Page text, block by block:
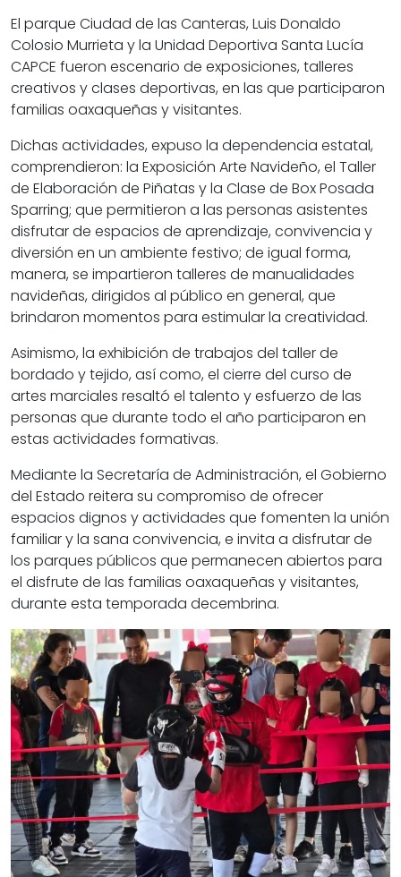
El parque Ciudad de las Canteras, Luis Donaldo
Colosio Murrieta y la Unidad Deportiva Santa Lucía
CAPCE fueron escenario de exposiciones, talleres
creativos y clases deportivas, en las que participaron
familias oaxaqueñas y visitantes.
Dichas actividades, expuso la dependencia estatal,
comprendieron: la Exposición Arte Navideño, el Taller
de Elaboración de Piñatas y la Clase de Box Posada
Sparring; que permitieron a las personas asistentes
disfrutar de espacios de aprendizaje, convivencia y
diversión en un ambiente festivo; de igual forma,
manera, se impartieron talleres de manualidades
navideñas, dirigidos al público en general, que
brindaron momentos para estimular la creatividad.
Asimismo, la exhibición de trabajos del taller de
bordado y tejido, así como, el cierre del curso de
artes marciales resaltó el talento y esfuerzo de las
personas que durante todo el año participaron en
estas actividades formativas.
Mediante la Secretaría de Administración, el Gobierno
del Estado reitera su compromiso de ofrecer
espacios dignos y actividades que fomenten la unión
familiar y la sana convivencia, e invita a disfrutar de
los parques públicos que permanecen abiertos para
el disfrute de las familias oaxaqueñas y visitantes,
durante esta temporada decembrina.